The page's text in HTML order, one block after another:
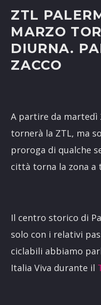
ZTL
MARZO
DIURNA.
ZACCO
A partire da martedì
tornerà la ZTL, ma
proroga di qualche
città torna la zona
Il centro storico di
solo con i relativi
ciclabili abbiamo
Italia Viva durante il